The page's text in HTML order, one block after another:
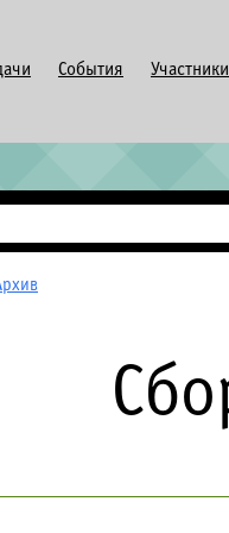
События Участники